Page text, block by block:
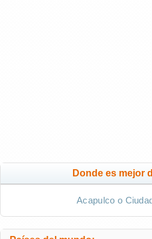
Donde es mejor
Acapulco o